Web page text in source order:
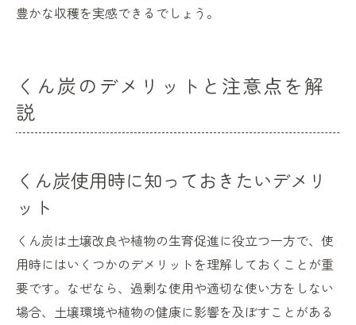
豊かな収穫を実感できるでしょう。
くん炭のデメリットと注意点を解
説
くん炭使用時に知っておきたいデメリ
ット
くん炭は土壌改良や植物の生育促進に役立つ一方で、使
用時にはいくつかのデメリットを理解しておくことが重
要です。なぜなら、過剰な使用や適切な使い方をしない
場合、土壌環境や植物の健康に影響を及ぼすことがある